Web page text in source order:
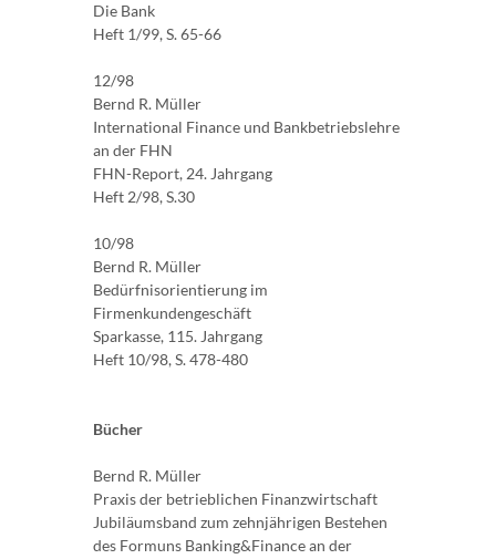
Die Bank
Heft 1/99, S. 65-66
12/98
Bernd R. Müller
International Finance und Bankbetriebslehre
an der FHN
FHN-Report, 24. Jahrgang
Heft 2/98, S.30
10/98
Bernd R. Müller
Bedürfnisorientierung im
Firmenkundengeschäft
Sparkasse, 115. Jahrgang
Heft 10/98, S. 478-480
Bücher
Bernd R. Müller
Praxis der betrieblichen Finanzwirtschaft
Jubiläumsband zum zehnjährigen Bestehen
des Formuns Banking&Finance an der